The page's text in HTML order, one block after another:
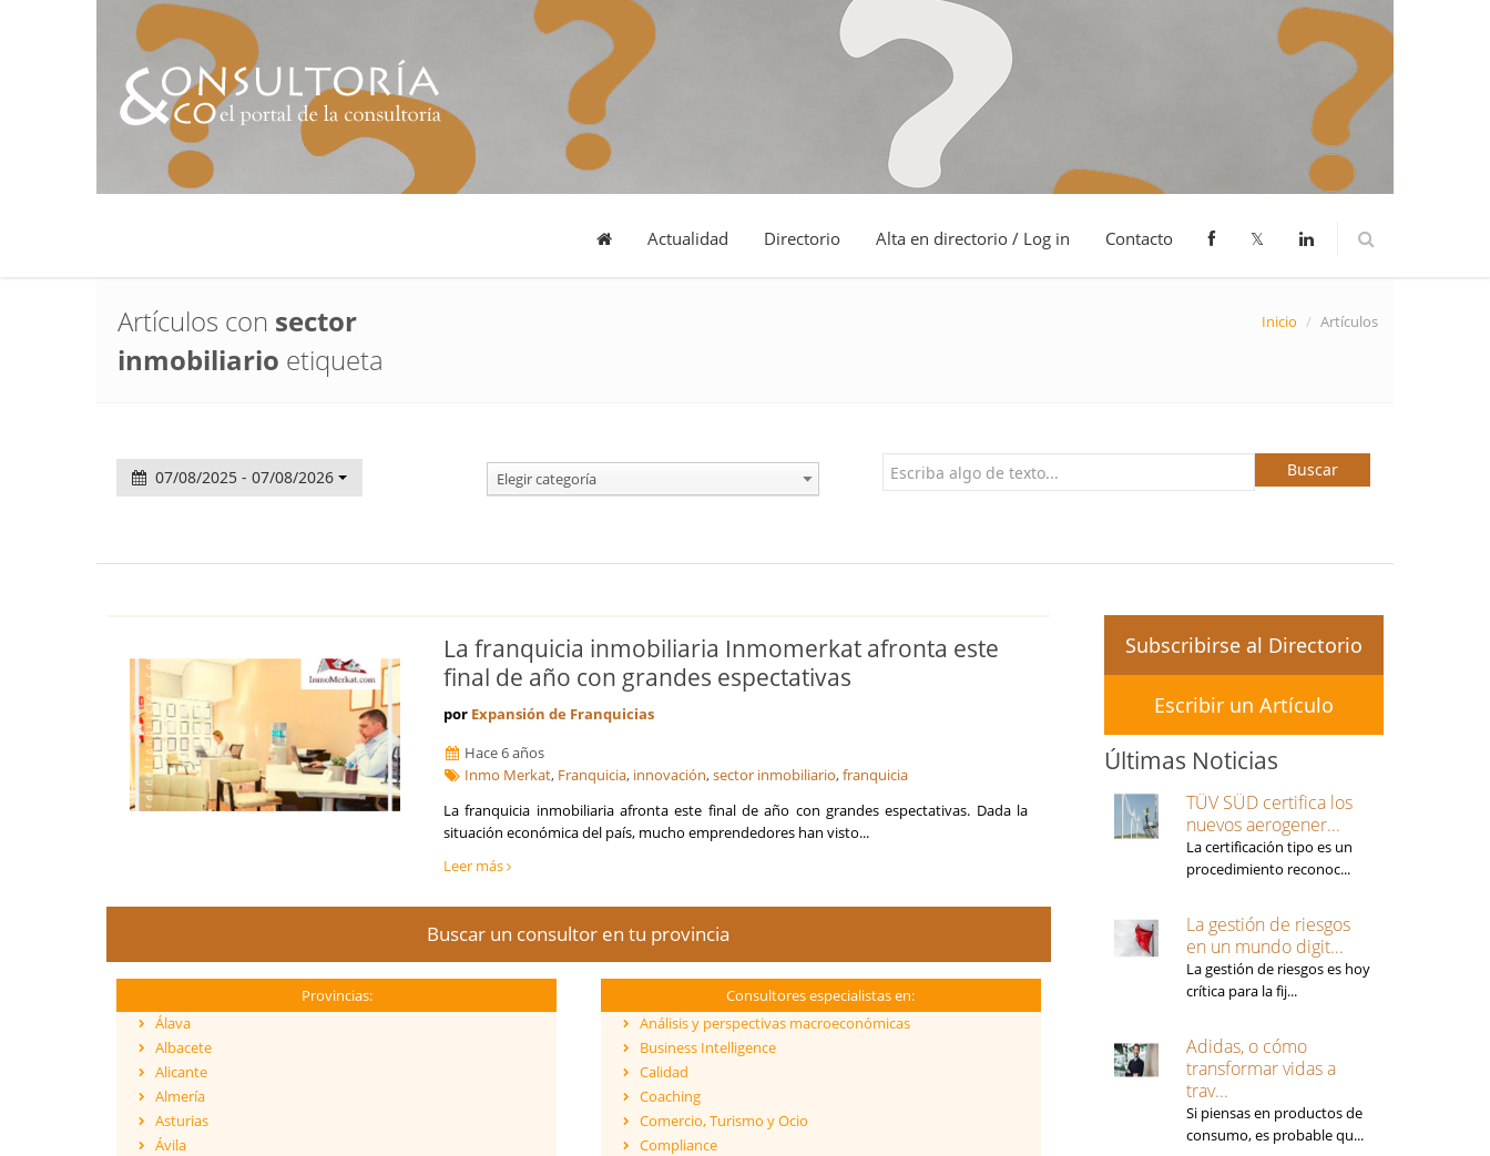
Actualidad Directorio Alta en directorio / Log in Contacto 𝕏
Artículos con sector
inmobiliario etiqueta
Inicio / Artículos
07/08/2025 - 07/08/2026 Elegir categoría Buscar
La franquicia inmobiliaria Inmomerkat afronta este
final de año con grandes espectativas
por Expansión de Franquicias
Hace 6 años
Inmo Merkat, Franquicia, innovación,sector inmobiliario,franquicia
La franquicia inmobiliaria afronta este final de año con grandes espectativas. Dada la
situación económica del país, mucho emprendedores han visto...
Leer más
Buscar un consultor en tu provincia
Provincias:
Álava
Albacete
Alicante
Almería
Asturias
Ávila
Consultores especialistas en:
Análisis y perspectivas macroeconómicas
Business Intelligence
Calidad
Coaching
Comercio, Turismo y Ocio
Compliance
Subscribirse al Directorio
Escribir un Artículo
Últimas Noticias
TÜV SÜD certifica los
nuevos aerogener...
La certificación tipo es un
procedimiento reconoc...
La gestión de riesgos
en un mundo digit...
La gestión de riesgos es hoy
crítica para la fij...
Adidas, o cómo
transformar vidas a
trav...
Si piensas en productos de
consumo, es probable qu...